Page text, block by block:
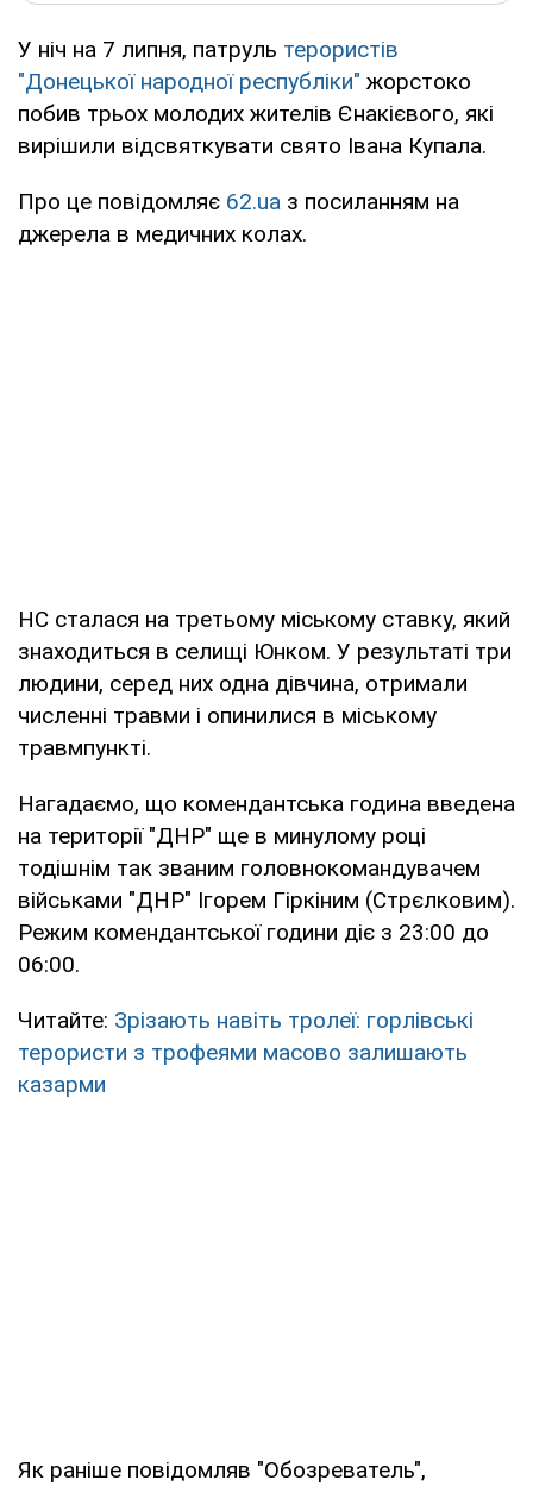
У ніч на 7 липня, патруль терористів
"Донецької народної республіки" жорстоко
побив трьох молодих жителів Єнакієвого, які
вирішили відсвяткувати свято Івана Купала.
Про це повідомляє 62.ua з посиланням на
джерела в медичних колах.
НС сталася на третьому міському ставку, який
знаходиться в селищі Юнком. У результаті три
людини, серед них одна дівчина, отримали
численні травми і опинилися в міському
травмпункті.
Нагадаємо, що комендантська година введена
на території "ДНР" ще в минулому році
тодішнім так званим головнокомандувачем
військами "ДНР" Ігорем Гіркіним (Стрєлковим).
Режим комендантської години діє з 23:00 до
06:00.
Читайте: Зрізають навіть тролеї: горлівські
терористи з трофеями масово залишають
казарми
Як раніше повідомляв "Обозреватель",